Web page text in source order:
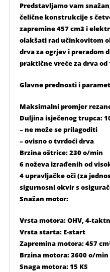
Predstavljamo vam
čelične konstrukcije s
zapremine 457 cm3 i
olakšati rad učinkovitom
drva za ogrjev i preradom
praktične vreće za drva od
Glavne prednosti i
Maksimalni promjer
Duljina isječenog trupca:
– ne može se prilagoditi
– ovisno o tvrdoći drva
Brzina oštrice: 230 o/min
6 noževa izrađenih od
4 upravljačke oči (za
sigurnosni okvir s
Snažan motor:
Vrsta motora: OHV, 4-
Vrsta starta: E-start
Zapremina motora: 457
Brzina motora: 3600 o/min
Snaga motora: 15 KS